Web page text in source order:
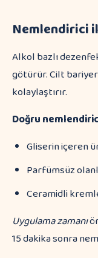
Nemlendirici
Alkol bazlı
götürür. Cilt
kolaylaştırır.
Doğru
Gliserin içeren
Parfümsüz
Ceramidli
Uygulama zamanı
15 dakika sonra